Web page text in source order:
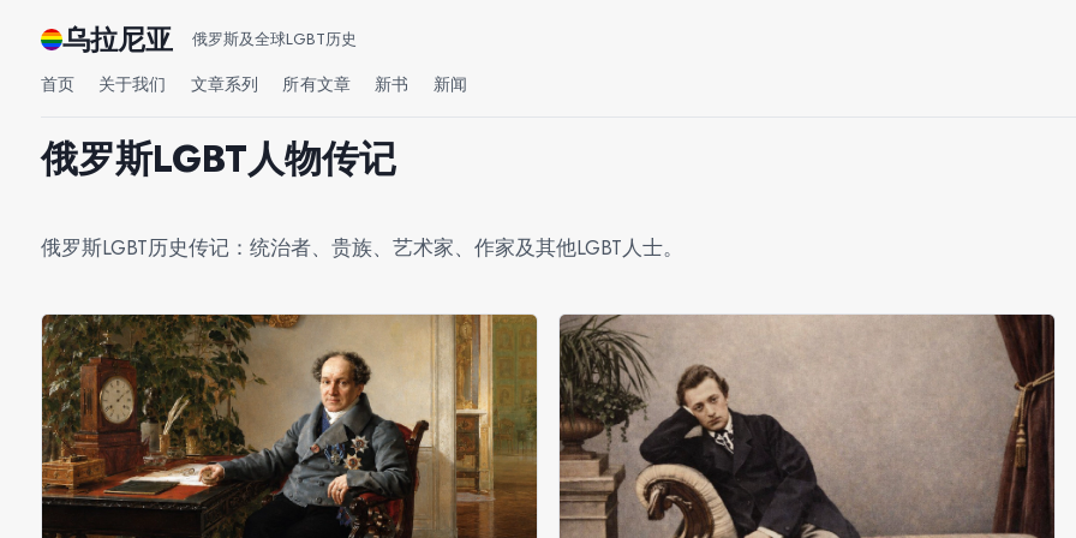
乌拉尼亚 俄罗斯及全球LGBT历史
首页 关于我们 文章系列 所有文章 新书 新闻
俄罗斯LGBT人物传记
俄罗斯LGBT历史传记：统治者、贵族、艺术家、作家及其他LGBT人士。